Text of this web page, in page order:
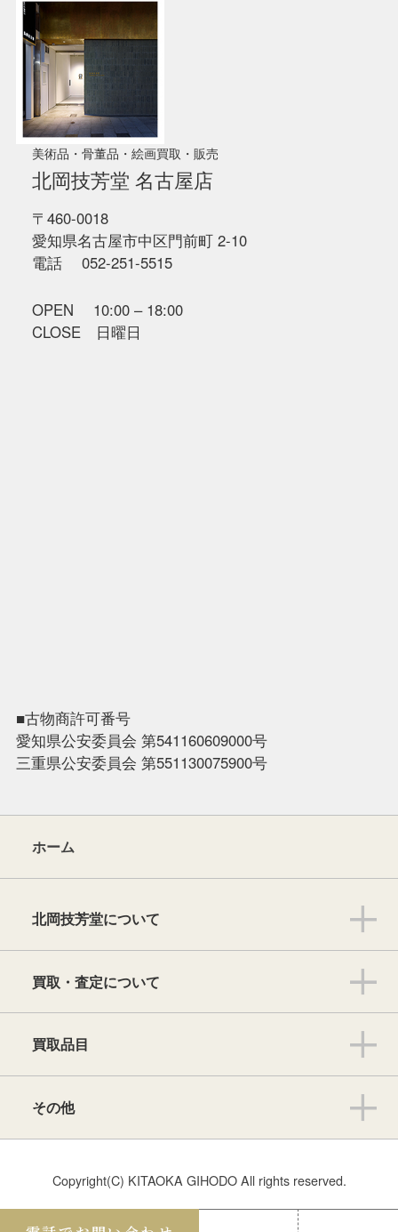
美術品・骨董品・絵画買取・販売
北岡技芳堂 名古屋店
〒460-0018
愛知県名古屋市中区門前町 2-10
電話 052-251-5515
OPEN 10:00 – 18:00
CLOSE 日曜日
■古物商許可番号
愛知県公安委員会 第541160609000号
三重県公安委員会 第551130075900号
ホーム
北岡技芳堂について
買取・査定について
買取品目
その他
Copyright(C) KITAOKA GIHODO All rights reserved.